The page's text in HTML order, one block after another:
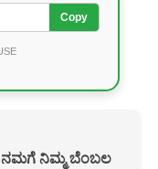
Copy
ನಿಮ್ಮ ಬೆಂಬಲ